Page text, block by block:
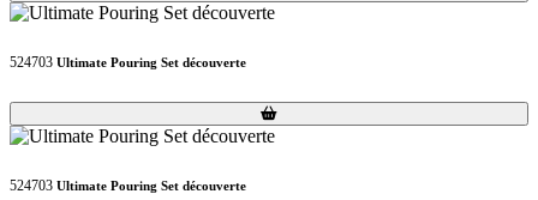
524703 Ultimate Pouring Set découverte
Loading...
Loading...
524703 Ultimate Pouring Set découverte